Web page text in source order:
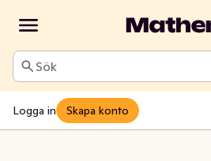
Sök
Logga in Skapa konto